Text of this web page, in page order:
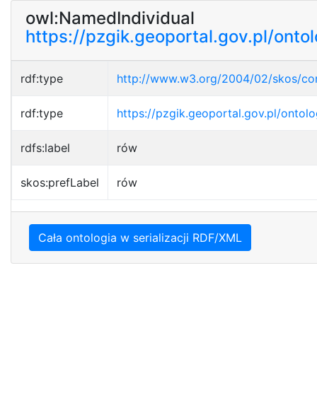
owl:NamedIndividual
https://pzgik.geoportal.gov.pl/
rdf:type http://www.w3.org/2004/02/skos/
rdf:type https://pzgik.geoportal.gov.pl/
rdfs:label rów
skos:prefLabel rów
Cała ontologia w serializacji RDF/XML